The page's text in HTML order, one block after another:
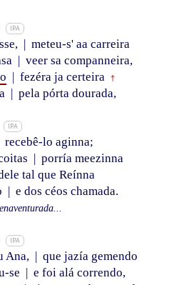
IPA
| meteu-s' aa carreira
| veer sa companneira,
| fezéra ja certeira †
| pela pórta dourada,
IPA
recebê-lo aginna;
| porría meezinna
tal que Reínna
| e dos céos chamada.
IPA
Ana, | que jazía gemendo
se | e foi alá correndo,